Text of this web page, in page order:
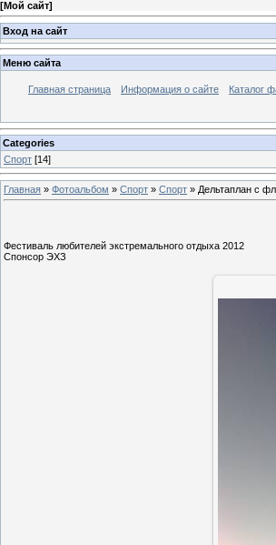
[Мой сайт]
Вход на сайт
Меню сайта
Главная страница Информация о сайте Каталог
Categories
Спорт [14]
Главная » Фотоальбом » Спорт » Спорт » Дельтаплан с
Фестиваль любителей экстремального отдыха 2012
Спонсор ЭХЗ